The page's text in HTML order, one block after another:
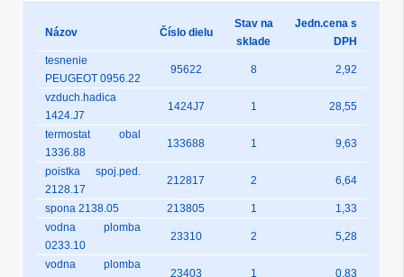
Názov Číslo dielu
Stav na
sklade
Jedn.cena s
DPH
tesnenie
PEUGEOT 0956.22
95622 8 2,92
vzduch.hadica
1424.J7
1424J7 1 28,55
termostat obal
1336.88
133688 1 9,63
poistka spoj.ped.
2128.17
212817 2 6,64
spona 2138.05 213805 1
1,33
vodna plomba
0233.10
23310 2 5,28
vodna plomba
23403 1 0,83